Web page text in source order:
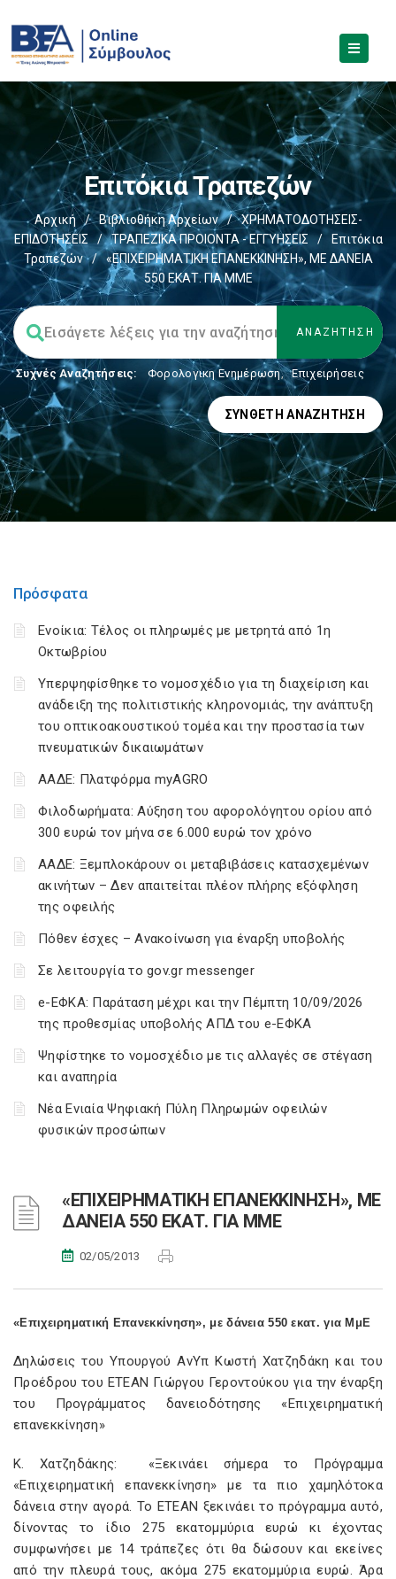
Επιτόκια Τραπεζών
Αρχική / Βιβλιοθήκη Αρχείων /
ΧΡΗΜΑΤΟΔΟΤΗΣΕΙΣ-
ΕΠΙΔΟΤΗΣΕΙΣ
/ ΤΡΑΠΕΖΙΚΑ ΠΡΟΙΟΝΤΑ - ΕΓΓΥΗΣΕΙΣ /
Επιτόκια
Τραπεζών
/
«ΕΠΙΧΕΙΡΗΜΑΤΙΚΗ ΕΠΑΝΕΚΚΙΝΗΣΗ», ΜΕ ΔΑΝΕΙΑ
550 ΕΚΑΤ. ΓΙΑ ΜΜΕ
Συχνές Αναζητήσεις: Φορολογικη Ενημέρωση, Επιχειρήσεις
ΣΎΝΘΕΤΗ ΑΝΑΖΉΤΗΣΗ
Πρόσφατα
Ενοίκια: Τέλος οι πληρωμές με μετρητά από 1η
Οκτωβρίου
Υπερψηφίσθηκε το νομοσχέδιο για τη διαχείριση και
ανάδειξη της πολιτιστικής κληρονομιάς, την ανάπτυξη
του οπτικοακουστικού τομέα και την προστασία των
πνευματικών δικαιωμάτων
ΑΑΔΕ: Πλατφόρμα myAGRO
Φιλοδωρήματα: Αύξηση του αφορολόγητου ορίου από
300 ευρώ τον μήνα σε 6.000 ευρώ τον χρόνο
ΑΑΔΕ: Ξεμπλοκάρουν οι μεταβιβάσεις κατασχεμένων
ακινήτων – Δεν απαιτείται πλέον πλήρης εξόφληση
της οφειλής
Πόθεν έσχες – Ανακοίνωση για έναρξη υποβολής
Σε λειτουργία το gov.gr messenger
e-ΕΦΚΑ: Παράταση μέχρι και την Πέμπτη 10/09/2026
της προθεσμίας υποβολής ΑΠΔ του e-ΕΦΚΑ
Ψηφίστηκε το νομοσχέδιο με τις αλλαγές σε στέγαση
και αναπηρία
Νέα Ενιαία Ψηφιακή Πύλη Πληρωμών οφειλών
φυσικών προσώπων
«ΕΠΙΧΕΙΡΗΜΑΤΙΚΗ ΕΠΑΝΕΚΚΙΝΗΣΗ», ΜΕ
ΔΑΝΕΙΑ 550 ΕΚΑΤ. ΓΙΑ ΜΜΕ
02/05/2013
«Επιχειρηματική Επανεκκίνηση», με δάνεια 550 εκατ. για ΜμΕ
Δηλώσεις του Υπουργού ΑνΥπ Κωστή Χατζηδάκη και του
Προέδρου του ΕΤΕΑΝ Γιώργου Γεροντούκου για την έναρξη
του Προγράμματος δανειοδότησης «Επιχειρηματική
επανεκκίνηση»
Κ. Χατζηδάκης: «Ξεκινάει σήμερα το Πρόγραμμα
«Επιχειρηματική επανεκκίνηση» με τα πιο χαμηλότοκα
δάνεια στην αγορά. Το ΕΤΕΑΝ ξεκινάει το πρόγραμμα αυτό,
δίνοντας το ίδιο 275 εκατομμύρια ευρώ κι έχοντας
συμφωνήσει με 14 τράπεζες ότι θα δώσουν και εκείνες
από την πλευρά τους, ακόμα 275 εκατομμύρια ευρώ. Άρα